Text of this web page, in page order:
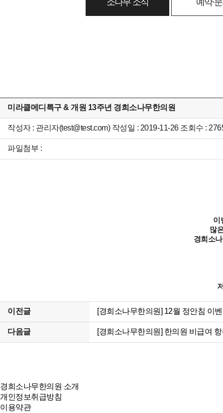
소나무 소식 예약·
미라클메디특구 & 개원 13주년 경희소나무한의원
작성자 : 관리자(test@test.com) 작성일 : 2019-11-26 조회수 :
파일첨부 :
이
많
경희소
이전글 [경희소나무한의원] 12월 정안침 이
다음글 [경희소나무한의원] 한의원 비급여
경희소나무한의원 소개
개인정보취급방침
이용약관